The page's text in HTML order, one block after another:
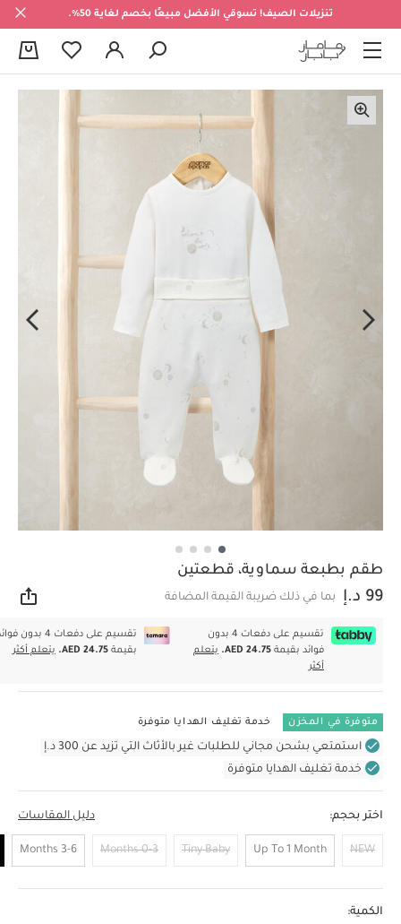
تنزيلات الصيف! تسوقي الأفضل مبيعًا بخصم لغاية 50%.
طقم بطبعة سماوية، قطعتين
99 د.إ بما في ذلك ضريبة القيمة المضافة
تقسيم على دفعات 4 بدون
فوائد بقيمة AED 24.75.
يتعلم
أكثر
تقسيم على دفعات 4 بدون
بقيمةAED 24.75. يتعلم أكثر
متوفرة في المخزن خدمة تغليف الهدايا متوفرة
استمتعي بشحن مجاني للطلبات غير بالأثاث التي تزيد عن 300 د.إ
خدمة تغليف الهدايا متوفرة
اختر بحجم: دليل المقاسات
NEW
Up To 1 Month
Tiny Baby
0-3 Months
3-6 Months
الكمية: